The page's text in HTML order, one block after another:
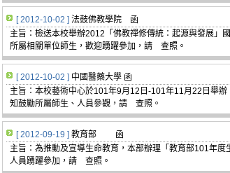
[ 2012-10-02 ] 法鼓佛教學院 函
主旨：檢送本校舉辦2012「佛教禪修傳統：起源與發展」
所屬相關單位師生，歡迎踴躍參加，請 查照。
[ 2012-10-02 ] 中國醫藥大學 函
主旨：本校藝術中心於101年9月12日-101年11月22日舉
知鼓勵所屬師生、人員參觀，請 查照。
[ 2012-09-19 ] 教育部 函
主旨：為推動及宣導生命教育，本部辦理「教育部101年
人員踴躍參加，請 查照。